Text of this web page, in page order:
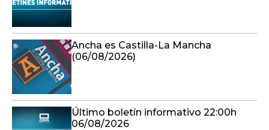
Ancha es Castilla-La Mancha
(06/08/2026)
Último boletín informativo 22:00h
06/08/2026